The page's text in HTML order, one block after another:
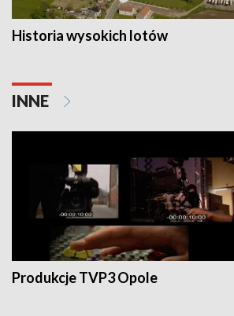
Historia wysokich lotów
INNE
Produkcje TVP3 Opole